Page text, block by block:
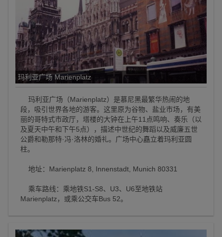
玛利亚广场 Marienplatz
玛利亚广场（Marienplatz）是慕尼黑最繁华热闹的地
段，吸引世界各地的游客。这里原为谷物、盐业市场，有美
丽的哥特式市政厅，塔楼的大钟在上午11点鸣响、奏乐（以
及夏天中午和下午5点），描述中世纪的舞蹈以及威廉五世
公爵和勒那特·冯·洛林的婚礼。广场中心矗立着玛利亚圆
柱。
地址：Marienplatz 8, Innenstadt, Munich 80331
乘车路线：乘地铁S1-S8、U3、U6至地铁站
Marienplatz，或乘公交车Bus 52。